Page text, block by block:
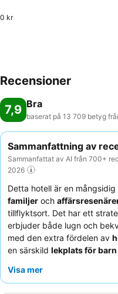
0 kr
Recensioner
7,9 Bra
baserat på 13 709 betyg
Sammanfattning av
Sammanfattat av AI från 700+
2026
Detta hotell är en
familjer och
tillflyktsort. Det har ett
erbjuder både lugn och
med den extra fördelen av
en särskild lekplats för barn
uppmärksamma och
Visa mer